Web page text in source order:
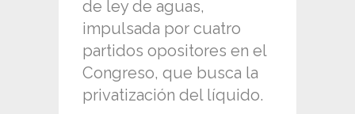
de ley de aguas,
impulsada por cuatro
partidos opositores en el
Congreso, que busca la
privatización del líquido.